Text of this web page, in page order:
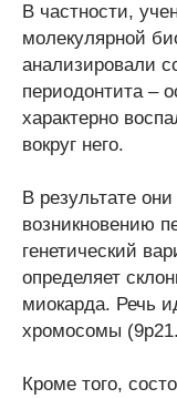
В частности,
молекулярной
анализировали
периодонтита –
характерно
вокруг него.
В результате
возникновению
генетический
определяет
миокарда. Речь
хромосомы
Кроме того,